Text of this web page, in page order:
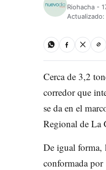
Riohacha -
Cerca de 3,2
corredor que
se da en el
Regional de La
De igual forma,
conformada por